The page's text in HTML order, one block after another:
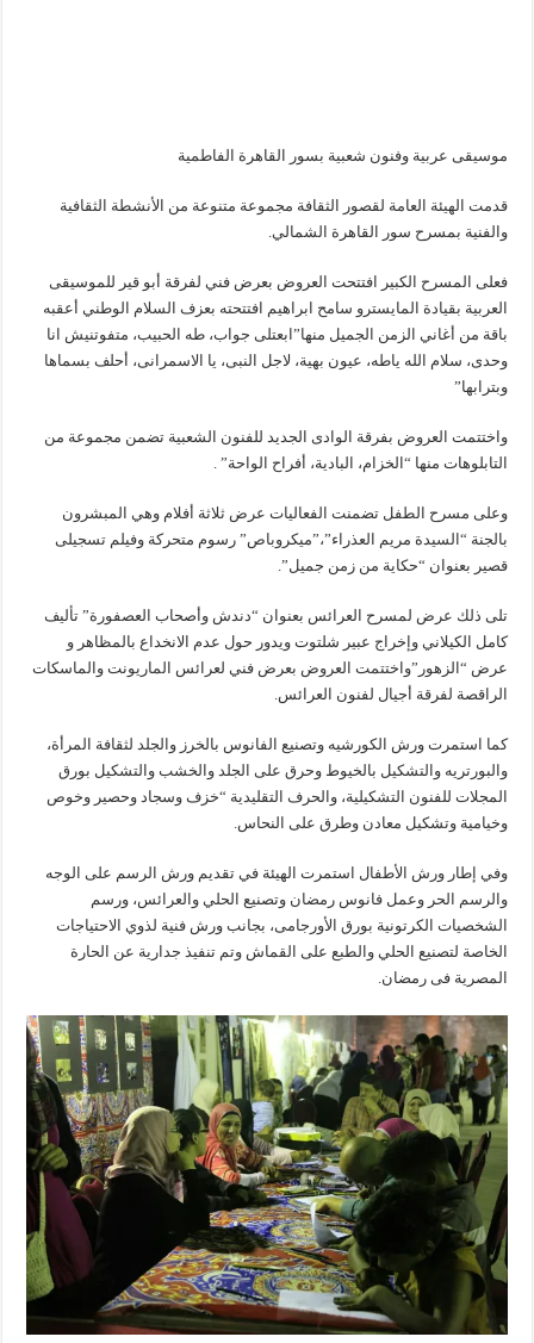
موسيقى عربية وفنون شعبية بسور القاهرة الفاطمية
قدمت الهيئة العامة لقصور الثقافة مجموعة متنوعة من الأنشطة الثقافية
والفنية بمسرح سور القاهرة الشمالي.
فعلى المسرح الكبير افتتحت العروض بعرض فني لفرقة أبو قير للموسيقى
العربية بقيادة المايسترو سامح ابراهيم افتتحته بعزف السلام الوطني أعقبه
باقة من أغاني الزمن الجميل منها”ابعتلى جواب، طه الحبيب، متفوتنيش انا
وحدى، سلام الله ياطه، عيون بهية، لاجل النبى، يا الاسمرانى، أحلف بسماها
وبترابها”
واختتمت العروض بفرقة الوادى الجديد للفنون الشعبية تضمن مجموعة من
التابلوهات منها “الخزام، البادية، أفراح الواحة” .
وعلى مسرح الطفل تضمنت الفعاليات عرض ثلاثة أفلام وهي المبشرون
بالجنة “السيدة مريم العذراء”،”ميكروباص” رسوم متحركة وفيلم تسجيلى
قصير بعنوان “حكاية من زمن جميل”.
تلى ذلك عرض لمسرح العرائس بعنوان “دندش وأصحاب العصفورة” تأليف
كامل الكيلاني وإخراج عبير شلتوت ويدور حول عدم الانخداع بالمظاهر و
عرض “الزهور”واختتمت العروض بعرض فني لعرائس الماريونت والماسكات
الراقصة لفرقة أجيال لفنون العرائس.
كما استمرت ورش الكورشيه وتصنيع الفانوس بالخرز والجلد لثقافة المرأة،
والبورتريه والتشكيل بالخيوط وحرق على الجلد والخشب والتشكيل بورق
المجلات للفنون التشكيلية، والحرف التقليدية “خزف وسجاد وحصير وخوص
وخيامية وتشكيل معادن وطرق على النحاس.
وفي إطار ورش الأطفال استمرت الهيئة في تقديم ورش الرسم على الوجه
والرسم الحر وعمل فانوس رمضان وتصنيع الحلي والعرائس، ورسم
الشخصيات الكرتونية بورق الأورجامى، بجانب ورش فنية لذوي الاحتياجات
الخاصة لتصنيع الحلي والطبع على القماش وتم تنفيذ جدارية عن الحارة
المصرية فى رمضان.